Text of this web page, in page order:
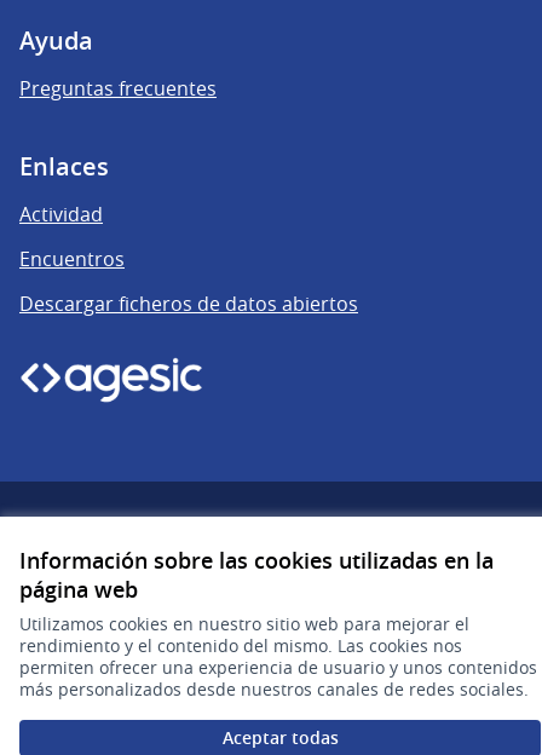
Información sobre las cookies utilizadas en la
página web
Utilizamos cookies en nuestro sitio web para mejorar el
rendimiento y el contenido del mismo. Las cookies nos
permiten ofrecer una experiencia de usuario y unos contenidos
más personalizados desde nuestros canales de redes sociales.
Aceptar todas
Ayuda
Preguntas frecuentes
Enlaces
Actividad
Encuentros
Descargar ficheros de datos abiertos
Sitio oficial de la República Oriental del Uruguay
Configuración de cookies
Web creada consoftware libre .